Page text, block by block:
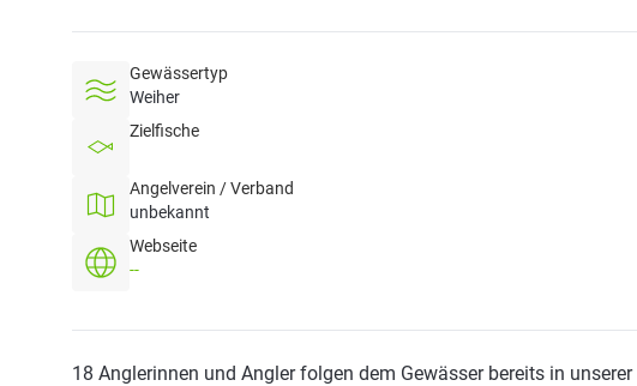
Gewässertyp
Weiher
Zielfische
Angelverein / Verband
unbekannt
Webseite
--
18 Anglerinnen und Angler folgen dem Gewässer bereits in unserer